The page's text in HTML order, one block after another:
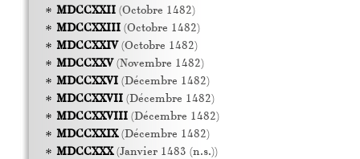
MDCCXXII(Octobre 1482)
MDCCXXIII(Octobre 1482)
MDCCXXIV(Octobre 1482)
MDCCXXV(Novembre 1482)
MDCCXXVI(Décembre 1482)
MDCCXXVII(Décembre 1482)
MDCCXXVIII(Décembre 1482)
MDCCXXIX(Décembre 1482)
MDCCXXX(Janvier 1483 (n.s.))